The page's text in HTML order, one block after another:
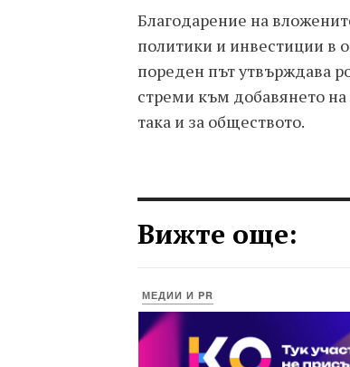
Благодарение на
политики и инвестиции в
пореден път утвърждава
стреми към добавянето
така и за обществото.
Вижте още:
МЕДИИ И PR